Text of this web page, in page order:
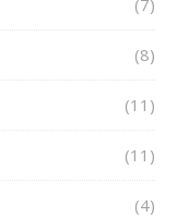
(7)
(8)
(11)
(11)
(4)